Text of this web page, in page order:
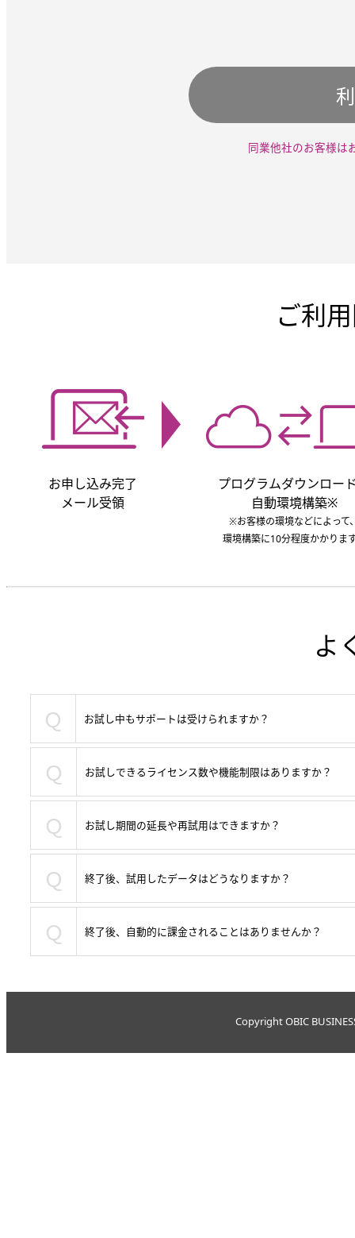
同業他社のお客様は
ご利
お申し込み完了
メール受領
プログラムダウンロー
自動環境構築※
※お客様の環境などによって
環境構築に10分程度かかりま
よ
Ｑ お試し中もサポートは受けられますか？
Ｑ お試しできるライセンス数や機能制限はありますか？
Ｑ お試し期間の延長や再試用はできますか？
Ｑ 終了後、試用したデータはどうなりますか？
Ｑ 終了後、自動的に課金されることはありませんか？
Copyright OBIC